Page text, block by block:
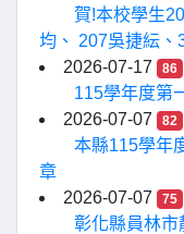
賀!本校學生
均、 207吳捷紜、
2026-07-17
86
115學年度第
2026-07-07
82
本縣115學年
章
2026-07-07
75
彰化縣員林市